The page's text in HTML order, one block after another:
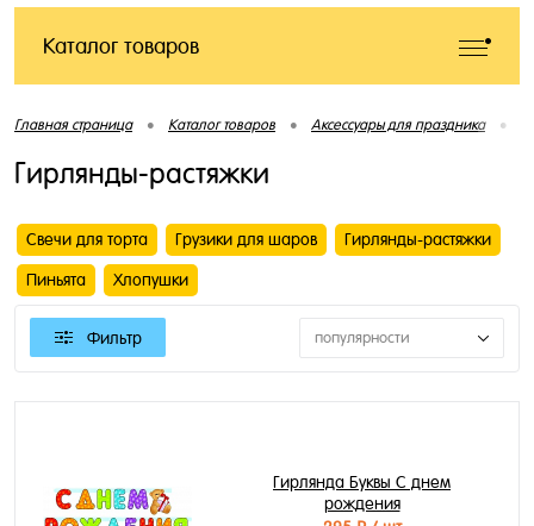
Каталог товаров
Главная страница • Каталог товаров • Аксессуары для праздника •
Гирлянды-растяжки
Свечи для торта Грузики для шаров Гирлянды-растяжки
Пиньята Хлопушки
Фильтр популярности
Гирлянда Буквы С днем
рождения